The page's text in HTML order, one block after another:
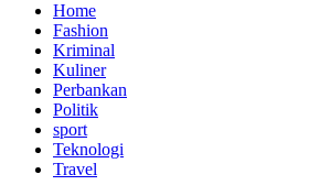
Home
Fashion
Kriminal
Kuliner
Perbankan
Politik
sport
Teknologi
Travel